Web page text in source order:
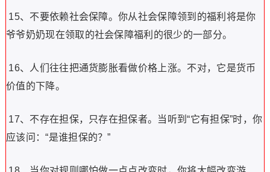
15、不要依赖社会保障。你从社会保障领到的福利将是你
爷爷奶奶现在领取的社会保障福利的很少的一部分。
16、人们往往把通货膨胀看做价格上涨。不对，它是货币
价值的下降。
17、不存在担保，只存在担保者。当听到“它有担保”时，你
应该问：“是谁担保的？”